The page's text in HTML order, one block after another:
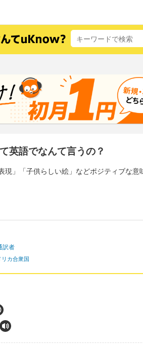
英語でなんて言うの？
現」「子供らしい絵」などポジティブな
訳者
リカ合衆国